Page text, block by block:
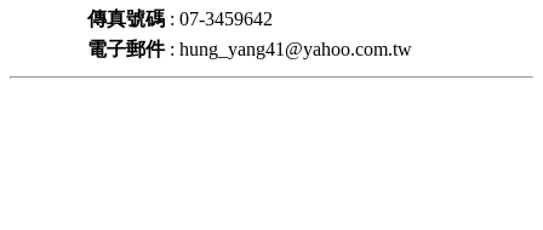
傳真號碼 : 07-3459642
電子郵件: hung_yang41@yahoo.com.tw